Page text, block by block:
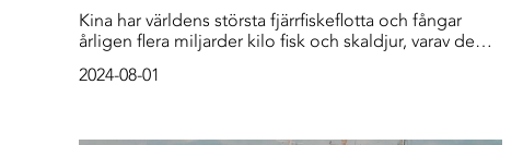
Kina har världens största fjärrfiskeflotta och fångar
årligen flera miljarder kilo fisk och skaldjur, varav den
2024-08-01